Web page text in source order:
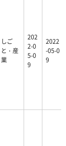
しご
と・産
業
202
2-0
5-0
9
2022
-05-0
9